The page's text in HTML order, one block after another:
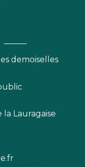
demoiselles
la Lauragaise